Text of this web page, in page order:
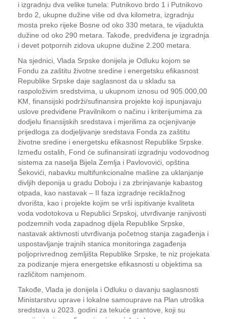
i izgradnju dva velike tunela: Putnikovo brdo 1 i Putnikovo
brdo 2, ukupne dužine više od dva kilometra, izgradnju
mosta preko rijeke Bosne od oko 330 metara, te vijadukta
dužine od oko 290 metara. Takođe, predviđena je izgradnja
i devet potpornih zidova ukupne dužine 2.200 metara.
Na sjednici, Vlada Srpske donijela je Odluku kojom se
Fondu za zaštitu životne sredine i energetsku efikasnost
Republike Srpske daje saglasnost da u skladu sa
raspoloživim sredstvima, u ukupnom iznosu od 905.000,00
KM, finansijski podrži/sufinansira projekte koji ispunjavaju
uslove predviđene Pravilnikom o načinu i kriterijumima za
dodjelu finansijskih sredstava i mjerilima za ocjenjivanje
prijedloga za dodjeljivanje sredstava Fonda za zaštitu
životne sredine i energetsku efikasnost Republike Srpske.
Između ostalih, Fond će sufinansirati izgradnju vodovodnog
sistema za naselja Bijela Zemlja i Pavlovovići, opština
Šekovići, nabavku multifunkcionalne mašine za uklanjanje
divljih deponija u gradu Doboju i za zbrinjavanje kabastog
otpada, kao nastavak – II faza izgradnje reciklažnog
dvorišta, kao i projekte kojim se vrši ispitivanje kvaliteta
voda vodotokova u Republici Srpskoj, utvrđivanje ranjivosti
podzemnih voda zapadnog dijela Republike Srpske,
nastavak aktivnosti utvrđivanja početnog stanja zagađenja i
uspostavljanje trajnih stanica monitoringa zagađenja
poljoprivrednog zemljišta Republike Srpske, te niz projekata
za podizanje mjera energetske efikasnosti u objektima sa
različitom namjenom.
Takođe, Vlada je donijela i Odluku o davanju saglasnosti
Ministarstvu uprave i lokalne samouprave na Plan utroška
sredstava u 2023. godini za tekuće grantove, koji su